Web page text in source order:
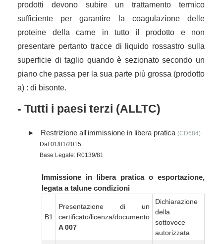
prodotti devono subire un trattamento termico
sufficiente per garantire la coagulazione delle
proteine della carne in tutto il prodotto e non
presentare pertanto tracce di liquido rossastro sulla
superficie di taglio quando è sezionato secondo un
piano che passa per la sua parte più grossa (prodotto
a) : di bisonte.
- Tutti i paesi terzi (ALLTC)
Restrizione all'immissione in libera pratica (CD684)
Dal 01/01/2015
Base Legale: R0139/81
Immissione in libera pratica o esportazione,
legata a talune condizioni
B1
Presentazione di un
certificato/licenza/documento
A 007
Dichiarazione
della
sottovoce
autorizzata